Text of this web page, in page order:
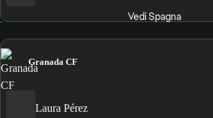
Vedi Spagna
Granada CF
Laura Pérez